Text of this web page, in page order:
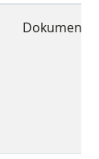
Dokument